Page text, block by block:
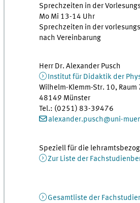
Sprechzeiten in der
Mo Mi 13-14 Uhr
Sprechzeiten in der
nach Vereinbarung
Herr Dr. Alexander Pusch
Institut für Didaktik der
Wilhelm-Klemm-Str. 10, Raum
48149 Münster
Tel.: (0251) 83-39476
alexander.pusch@uni-
Speziell für die
Zur Liste der
Gesamtliste der